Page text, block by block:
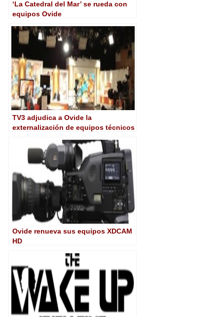
‘La Catedral del Mar’ se rueda con
equipos Ovide
TV3 adjudica a Ovide la
externalización de equipos técnicos
Ovide renueva sus equipos XDCAM
HD